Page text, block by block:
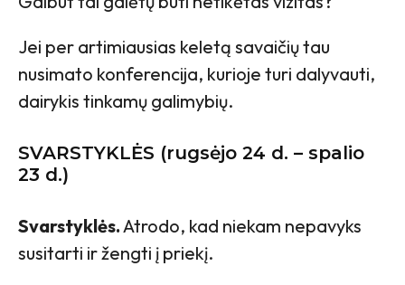
Jei per artimiausias keletą savaičių tau
nusimato konferencija, kurioje turi dalyvauti,
dairykis tinkamų galimybių.
SVARSTYKLĖS (rugsėjo 24 d. – spalio
23 d.)
Svarstyklės.Atrodo, kad niekam nepavyks
susitarti ir žengti į priekį.